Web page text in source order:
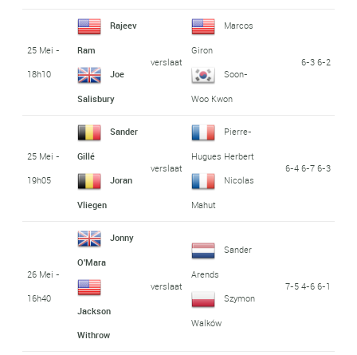
25 Mei -
18h10
Rajeev
Ram
Joe
Salisbury
verslaat
Marcos
Giron
Soon-
Woo Kwon
6-3 6-2
25 Mei -
19h05
Sander
Gillé
Joran
Vliegen
verslaat
Pierre-
Hugues Herbert
Nicolas
Mahut
6-4 6-7 6-3
26 Mei -
16h40
Jonny
O'Mara
Jackson
Withrow
verslaat
Sander
Arends
Szymon
Walków
7-5 4-6 6-1